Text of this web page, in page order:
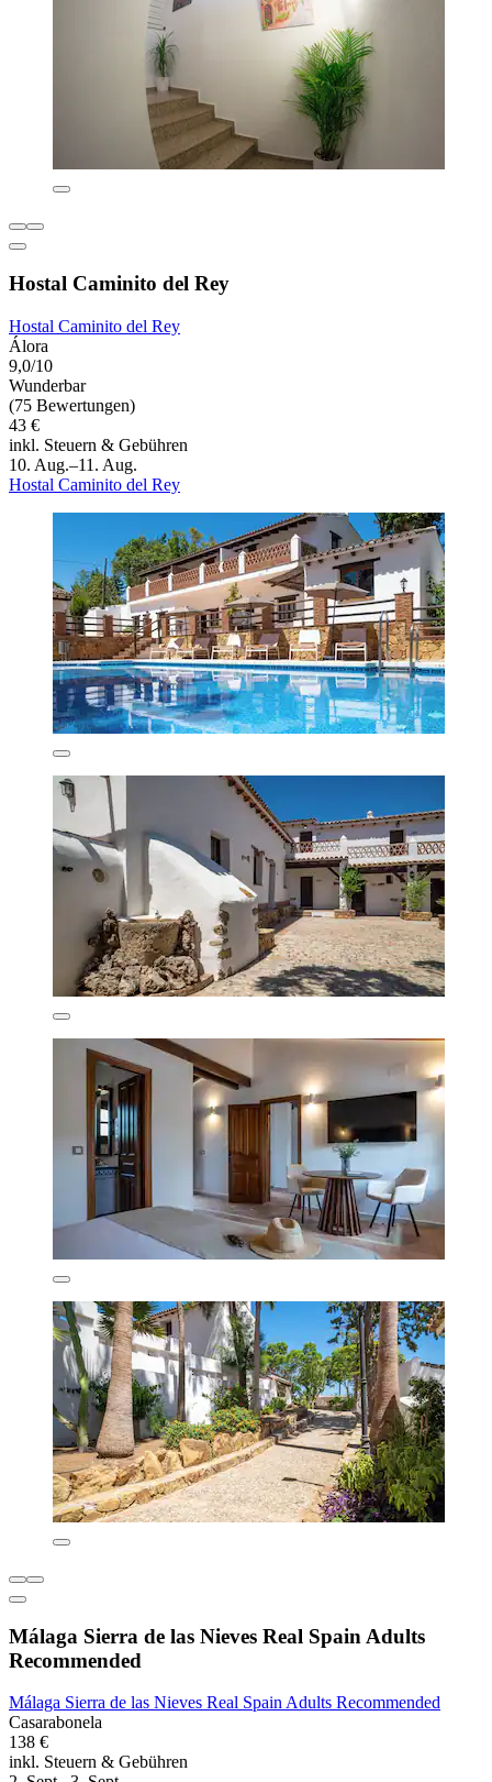
Hostal Caminito del Rey
Hostal Caminito del Rey
Álora
9,0/10
Wunderbar
(75 Bewertungen)
43 €
inkl. Steuern & Gebühren
10. Aug.–11. Aug.
Hostal Caminito del Rey
Málaga Sierra de las Nieves Real Spain Adults
Recommended
Málaga Sierra de las Nieves Real Spain Adults Recommended
Casarabonela
138 €
inkl. Steuern & Gebühren